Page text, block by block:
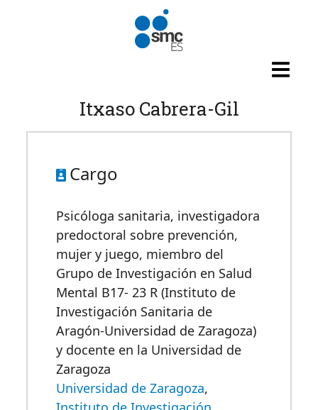
Pasar al contenido principal
Itxaso Cabrera-Gil
Cargo
Psicóloga sanitaria, investigadora
predoctoral sobre prevención,
mujer y juego, miembro del
Grupo de Investigación en Salud
Mental B17- 23 R (Instituto de
Investigación Sanitaria de
Aragón-Universidad de Zaragoza)
y docente en la Universidad de
Zaragoza
Universidad de Zaragoza,